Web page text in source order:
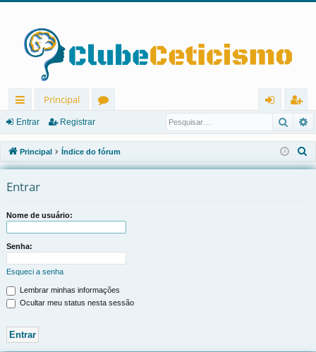
in
ks
rá
pi
os
Principal
u
ns
ra
r
eg
ist
ra
Entrar Registrar
Principal Índice do fórum
e
Entrar
Nome de usuário:
Senha:
Esqueci a senha
Lembrar minhas informações
Ocultar meu status nesta sessão